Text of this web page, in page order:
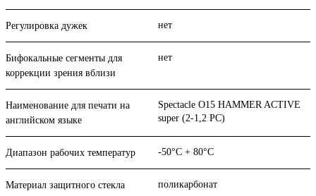
Регулировка дужек нет
Бифокальные сегменты для
коррекции зрения вблизи
нет
Наименование для печати на
английском языке
Spectacle О15 HAMMER ACTIVЕ
super (2-1,2 PC)
Диапазон рабочих температур -50°C + 80°C
Материал защитного стекла поликарбонат